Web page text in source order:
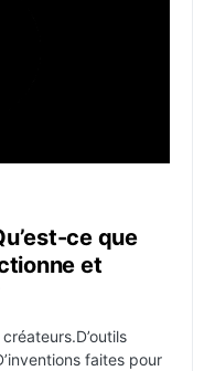
ce que
et
faites pour